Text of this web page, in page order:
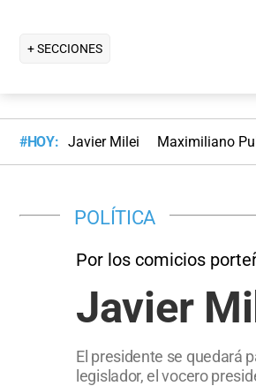
+ SECCIONES
#HOY: Javier Milei Maximiliano
POLÍTICA
Por los comicios
Javier
El presidente se quedará
legislador, el vocero